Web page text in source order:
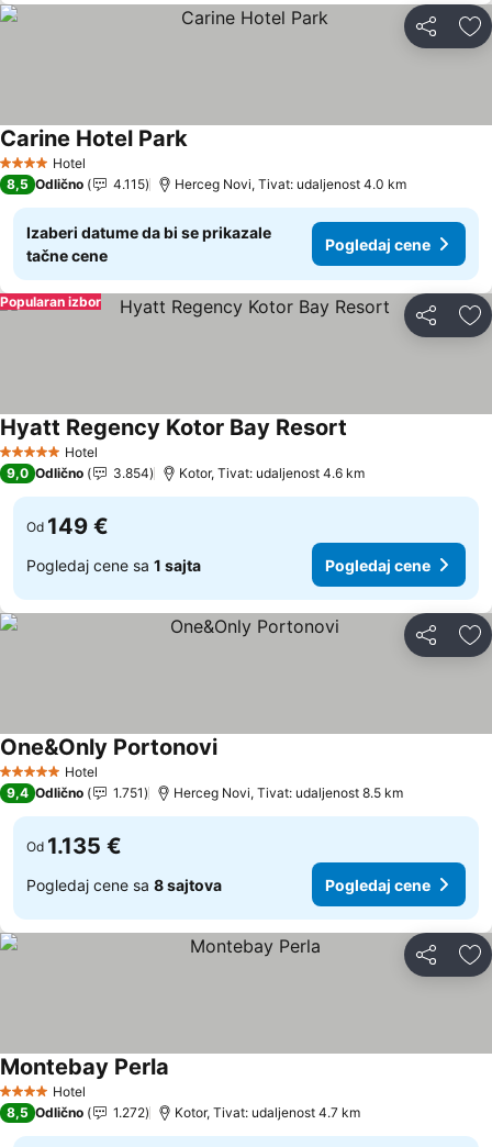
Deli
4 ZvezdiceHotel
Carine Hotel ParkPogledaj cene
8,5 Odlično 4.115 Herceg Novi, Tivat: udaljenost 4.0 km
Izaberi datume da bi se prikazale
tačne cene
Pogledaj cene
Deli
Popularan izbor
5 ZvezdiceHotel
Hyatt Regency Kotor Bay Resort
9,0 Odlično 3.854 Kotor, Tivat: udaljenost 4.6 km
Od 149 €
Pogledaj cene sa 1 sajta Pogledaj cene
Deli
5 ZvezdiceHotel
One&Only PortonoviPogledaj cene
9,4 Odlično 1.751 Herceg Novi, Tivat: udaljenost 8.5 km
Od 1.135 €
Pogledaj cene sa 8 sajtova Pogledaj cene
Deli
4 ZvezdiceHotel
Montebay Perla
8,5 Odlično 1.272 Kotor, Tivat: udaljenost 4.7 km